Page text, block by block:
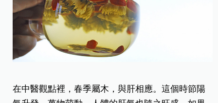
在中醫觀點裡，春季屬木，與肝相應。這個時節陽